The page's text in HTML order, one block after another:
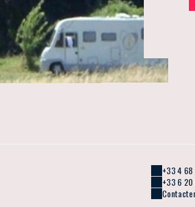
+33 4
+33 6